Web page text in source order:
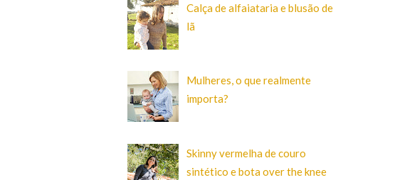
Calça de alfaiataria e blusão de
lã
Mulheres, o que realmente
importa?
Skinny vermelha de couro
sintético e bota over the knee